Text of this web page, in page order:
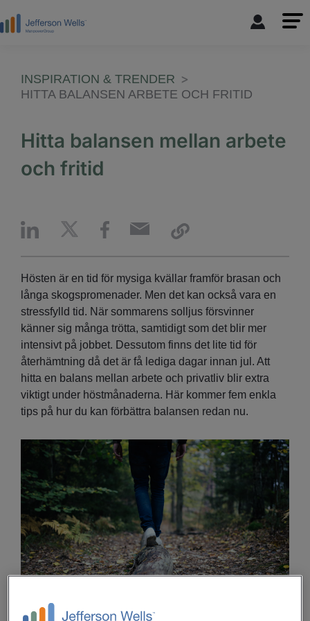
INSPIRATION & TRENDER
HITTA BALANSEN ARBETE OCH FRITID
Hitta balansen mellan arbete
och fritid
Hösten är en tid för mysiga kvällar framför brasan och
långa skogspromenader. Men det kan också vara en
stressfylld tid. När sommarens solljus försvinner
känner sig många trötta, samtidigt som det blir mer
intensivt på jobbet. Dessutom finns det lite tid för
återhämtning då det är få lediga dagar innan jul. Att
hitta en balans mellan arbete och privatliv blir extra
viktigt under höstmånaderna. Här kommer fem enkla
tips på hur du kan förbättra balansen redan nu.
1. Tydliga gränser för när du kollar mailen